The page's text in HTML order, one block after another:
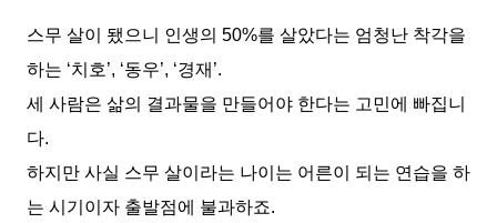
스무 살이 됐으니 인생의 50%를 살았다는 엄청난 착각을
하는 ‘치호’, ‘동우’, ‘경재 ’.
세 사람은 삶의 결과물을 만들어야 한다는 고민에 빠집니
다.
하지만 사실 스무 살이라는 나이는 어른이 되는 연습을 하
는 시기이자 출발점에 불과하죠.